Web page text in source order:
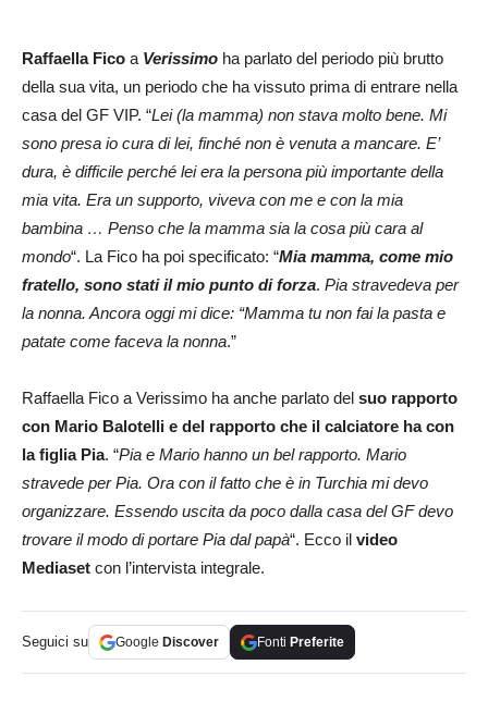
Raffaella Fico a Verissimo ha parlato del periodo più brutto
della sua vita, un periodo che ha vissuto prima di entrare nella
casa del GF VIP. “Lei (la mamma) non stava molto bene. Mi
sono presa io cura di lei, finché non è venuta a mancare. E’
dura, è difficile perché lei era la persona più importante della
mia vita. Era un supporto, viveva con me e con la mia
bambina … Penso che la mamma sia la cosa più cara al
mondo“. La Fico ha poi specificato: “Mia mamma, come mio
fratello, sono stati il mio punto di forza. Pia stravedeva per
la nonna. Ancora oggi mi dice: “Mamma tu non fai la pasta e
patate come faceva la nonna.”
Raffaella Fico a Verissimo ha anche parlato del suo rapporto
con Mario Balotelli e del rapporto che il calciatore ha con
la figlia Pia. “Pia e Mario hanno un bel rapporto. Mario
stravede per Pia. Ora con il fatto che è in Turchia mi devo
organizzare. Essendo uscita da poco dalla casa del GF devo
trovare il modo di portare Pia dal papà“. Ecco il video
Mediaset con l’intervista integrale.
Seguici su Google Discover Fonti Preferite